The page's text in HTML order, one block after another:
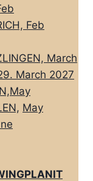
Feb
March
March 2027
May